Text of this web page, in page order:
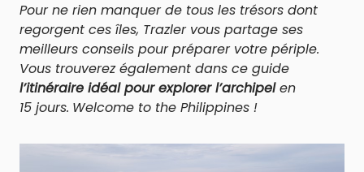
Pour ne rien manquer de tous les trésors dont
regorgent ces îles, Trazler vous partage ses
meilleurs conseils pour préparer votre périple.
Vous trouverez également dans ce guide
l’itinéraire idéal pour explorer l’archipelen
15 jours. Welcome to the Philippines !